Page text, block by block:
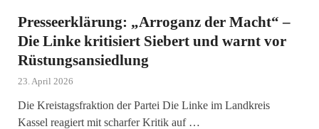
Presseerklärung: „Arroganz der Macht“ –
Die Linke kritisiert Siebert und warnt vor
Rüstungsansiedlung
23. April 2026
Die Kreistagsfraktion der Partei Die Linke im Landkreis
Kassel reagiert mit scharfer Kritik auf …